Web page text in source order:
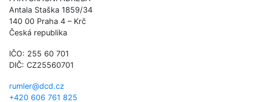
Antala Staška 1859/34
140 00 Praha 4 – Krč
Česká republika
IČO: 255 60 701
DIČ: CZ25560701
rumler@dcd.cz
+420 606 761 825